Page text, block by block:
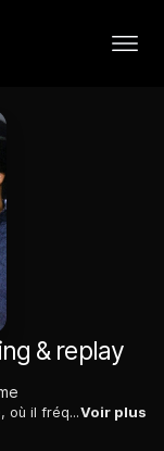
& replay
Un jeune paysan texan part travailler en ville, où il fréquente un saloon. Il y apprend à maîtriser le taureau mécanique et rencontre la femme de sa vie.Voir plus